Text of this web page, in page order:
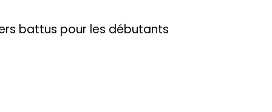
battus pour les débutants